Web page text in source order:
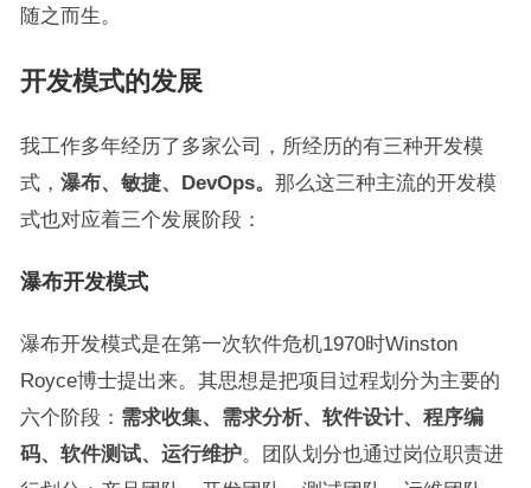
随之而生。
开发模式的发展
我工作多年经历了多家公司，所经历的有三种开发模
式， 瀑布、敏捷、DevOps。 那么这三种主流的开发模
式也对应着三个发展阶段：
瀑布开发模式
瀑布开发模式是在第一次软件危机1970时Winston
Royce博士提出来。其思想是把项目过程划分为主要的
六个阶段： 需求收集、需求分析、软件设计、程序编
码、软件测试、运行维护。团队划分也通过岗位职责进